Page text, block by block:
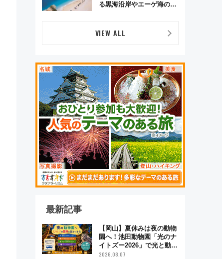
る黒海沿岸やエーゲ海の避
オも認める『2026年に訪れ
るべき世界の旅先』
VIEW ALL
最新記事
【岡山】夏休みは夜の動物
園へ！池田動物園「光のナ
イトズー2026」で光と動物
が彩る特別な夜
2026.08.07